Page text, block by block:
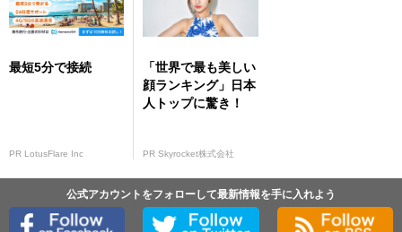
最短5分で接続
PR LotusFlare Inc
「世界で最も美しい
顔ランキング」日本
人トップに驚き！
PR Skyrocket株式会社
公式アカウントをフォローして最新情報を手に入れよう